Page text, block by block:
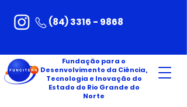
(84) 3316 - 9868
Fundação para o
Desenvolvimento da Ciência,
Tecnologia e Inovação do
Estado do Rio Grande do
Norte